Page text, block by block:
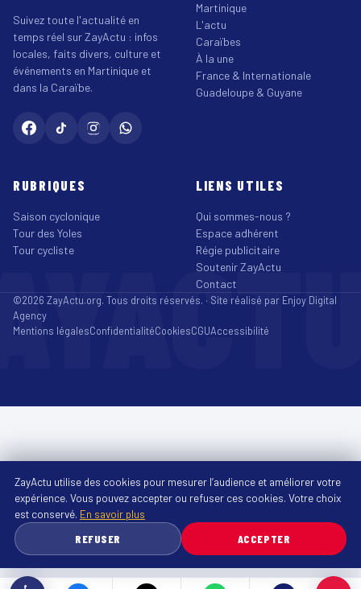
Suivez toute l'actualité en
temps réel sur ZayActu : infos
locales, faits divers, culture et
événements en Martinique et
dans la Caraïbe.
Martinique
L'actu
Caraïbes
À la une
France & Internationale
Guadeloupe & Guyane
RUBRIQUES
Saison cyclonique
Tour des Yoles
Tour cycliste
LIENS UTILES
Qui sommes-nous ?
Espace adhérent
Régie publicitaire
Soutenir ZayActu
Contact
©2026 ZayActu.org. Tous droits réservés. · Site réalisé par Enjoy Digital
Agency
Mentions légalesConfidentialitéCookiesCGUAccessibilité
ZayActu utilise des cookies pour mesurer l’audience et améliorer votre
expérience. Vous pouvez accepter ou refuser ces cookies. Votre choix
est conservé. En savoir plus
REFUSER
ACCEPTER